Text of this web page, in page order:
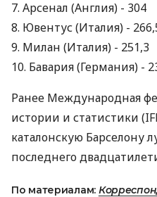
7. Арсенал (Англия) - 304
8. Ювентус (Италия) -
9. Милан (Италия) - 251,3
10. Бавария (Германия) -
Ранее Международная
истории и статистики
каталонскую Барселону
последнего
По материалам: